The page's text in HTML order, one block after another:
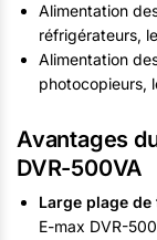
Alimentation
réfrigérateurs,
Alimentation
photocopieurs,
Avantages
DVR-500VA
Large plage de
E-max DVR-